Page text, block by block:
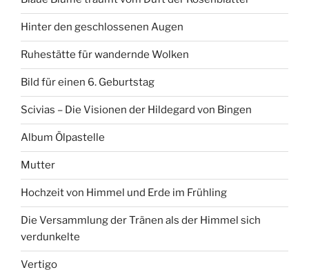
Hinter den geschlossenen Augen
Ruhestätte für wandernde Wolken
Bild für einen 6. Geburtstag
Scivias – Die Visionen der Hildegard von Bingen
Album Ölpastelle
Mutter
Hochzeit von Himmel und Erde im Frühling
Die Versammlung der Tränen als der Himmel sich
verdunkelte
Vertigo